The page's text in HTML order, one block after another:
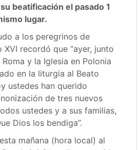
beatificación el pasado 1
lugar.
a los peregrinos de
XVI recordó que “ayer, junto
y la Iglesia en Polonia
en la liturgia al Beato
ustedes han querido
de tres nuevos
ustedes y a sus familias,
Dios los bendiga”.
mañana (hora local) al